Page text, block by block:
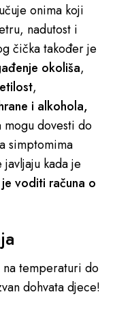
onima koji
nadutost i
čička također je
okoliša,
,
i alkohola,
mogu dovesti do
simptomima
kada je
voditi računa o
na temperaturi do
dohvata djece!